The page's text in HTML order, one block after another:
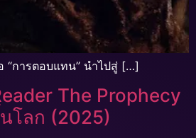
“การตอบแทน” นำไปสู่ […]
The Prophecy
โลก (2025)